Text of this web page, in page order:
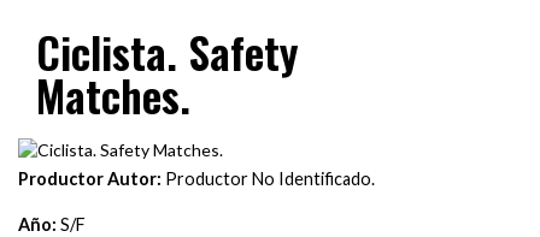
Ciclista. Safety
Matches.
Productor Autor: Productor No Identificado.
Año: S/F